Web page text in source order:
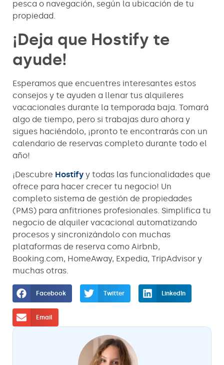
pesca o navegación, según la ubicación de tu
propiedad.
¡Deja que Hostify te
ayude!
Esperamos que encuentres interesantes estos
consejos y te ayuden a llenar tus alquileres
vacacionales durante la temporada baja. Tomará
algo de tiempo, pero si trabajas duro ahora y
sigues haciéndolo, ¡pronto te encontrarás con un
calendario de reservas completo durante todo el
año!
¡Descubre Hostify y todas las funcionalidades que
ofrece para hacer crecer tu negocio! Un
completo sistema de gestión de propiedades
(PMS) para anfitriones profesionales. Simplifica tu
negocio de alquiler vacacional automatizando
procesos y sincronizándolo con muchas
plataformas de reserva como Airbnb,
Booking.com, HomeAway, Expedia, TripAdvisor y
muchas otras.
Facebook Twitter LinkedIn
Email